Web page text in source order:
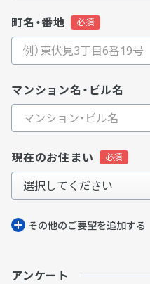
町名・番地
マンション名・ビル名
現在のお住まい
その他のご要望を追加する
アンケート